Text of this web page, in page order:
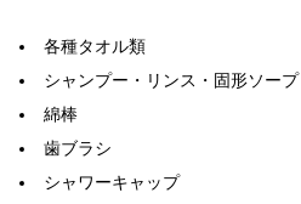
各種タオル類
シャンプー・リンス・固形ソープ
綿棒
歯ブラシ
シャワーキャップ